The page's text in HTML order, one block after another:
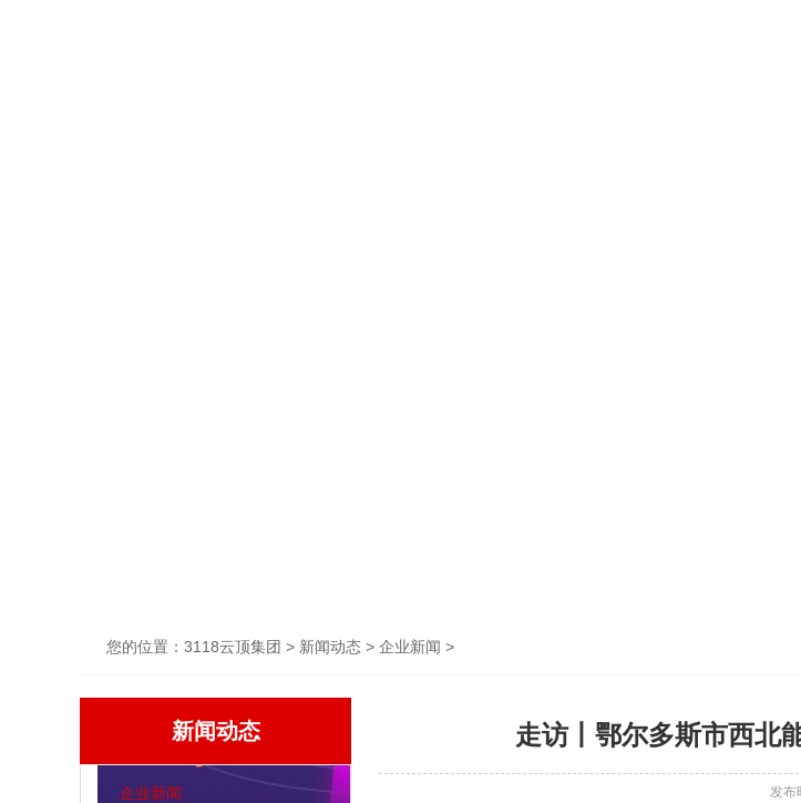
您的位置： 3118云顶集团 > 新闻动态 > 企业新闻 >
新闻动态
企业新闻
走访丨鄂尔多斯市西北
发布